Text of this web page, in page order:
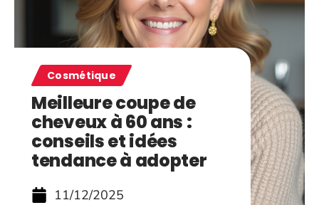
Cosmétique
Meilleure coupe de
cheveux à 60 ans :
conseils et idées
tendance à adopter
11/12/2025